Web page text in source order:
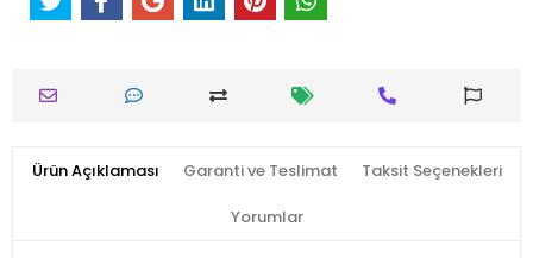
Ürün Açıklaması Garanti ve Teslimat Taksit Seçenekleri
Yorumlar